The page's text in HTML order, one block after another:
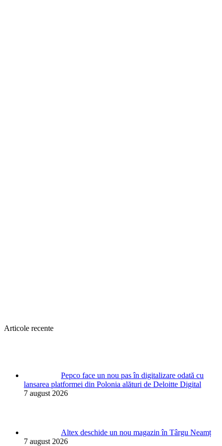
Articole recente
Pepco face un nou pas în digitalizare odată cu
lansarea platformei din Polonia alături de Deloitte Digital
7 august 2026
Altex deschide un nou magazin în Târgu Neamț
7 august 2026